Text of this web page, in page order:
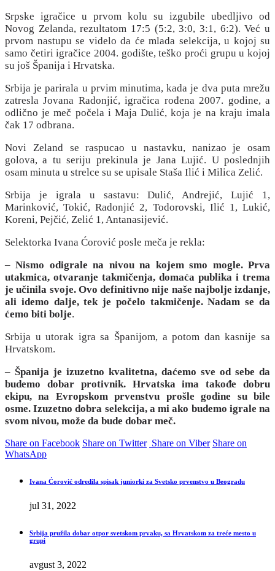
Srpske igračice u prvom kolu su izgubile ubedljivo od
Novog Zelanda, rezultatom 17:5 (5:2, 3:0, 3:1, 6:2). Već u
prvom nastupu se videlo da će mlada selekcija, u kojoj su
samo četiri igračice 2004. godište, teško proći grupu u kojoj
su još Španija i Hrvatska.
Srbija je parirala u prvim minutima, kada je dva puta mrežu
zatresla Jovana Radonjić, igračica rođena 2007. godine, a
odlično je meč počela i Maja Dulić, koja je na kraju imala
čak 17 odbrana.
Novi Zeland se raspucao u nastavku, nanizao je osam
golova, a tu seriju prekinula je Jana Lujić. U poslednjih
osam minuta u strelce su se upisale Staša Ilić i Milica Zelić.
Srbija je igrala u sastavu: Dulić, Andrejić, Lujić 1,
Marinković, Tokić, Radonjić 2, Todorovski, Ilić 1, Lukić,
Koreni, Pejčić, Zelić 1, Antanasijević.
Selektorka Ivana Ćorović posle meča je rekla:
–Nismo odigrale na nivou na kojem smo mogle. Prva
utakmica, otvaranje takmičenja, domaća publika i trema
je učinila svoje. Ovo definitivno nije naše najbolje izdanje,
ali idemo dalje, tek je počelo takmičenje. Nadam se da
ćemo biti bolje.
Srbija u utorak igra sa Španijom, a potom dan kasnije sa
Hrvatskom.
– Španija je izuzetno kvalitetna, daćemo sve od sebe da
budemo dobar protivnik. Hrvatska ima takođe dobru
ekipu, na Evropskom prvenstvu prošle godine su bile
osme. Izuzetno dobra selekcija, a mi ako budemo igrale na
svom nivou, može da bude dobar meč.
Share on Facebook Share on Twitter Share on Viber Share on
WhatsApp
Ivana Ćorović odredila spisak juniorki za Svetsko prvenstvo u Beogradu
jul 31, 2022
Srbija pružila dobar otpor svetskom prvaku, sa Hrvatskom za treće mesto u
grupi
avgust 3, 2022